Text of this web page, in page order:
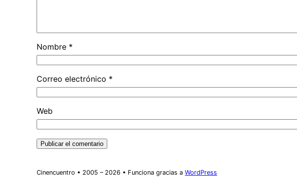
Nombre *
Correo electrónico *
Web
Cinencuentro • 2005 – 2026 • Funciona gracias aWordPress